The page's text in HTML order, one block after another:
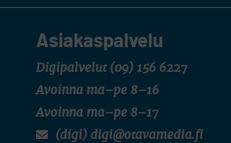
Asiakaspalvelu
Digipalvelut (09) 156 6227
Avoinna ma–pe 8–16
Avoinna ma–pe 8–17
(digi) digi@otavamedia.fi